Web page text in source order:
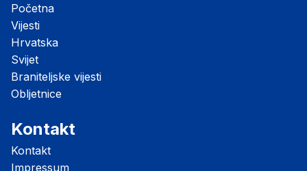
Početna
Vijesti
Hrvatska
Svijet
Braniteljske vijesti
Obljetnice
Kontakt
Kontakt
Impressum